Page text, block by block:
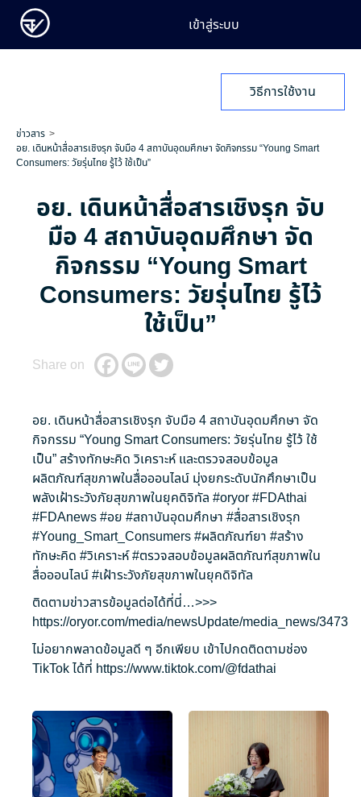
เข้าสู่ระบบ
วิธีการใช้งาน
ข่าวสาร
อย. เดินหน้าสื่อสารเชิงรุก จับมือ 4 สถาบันอุดมศึกษา จัดกิจกรรม “Young Smart
Consumers: วัยรุ่นไทย รู้ไว้ ใช้เป็น”
อย. เดินหน้าสื่อสารเชิงรุก จับ
มือ 4 สถาบันอุดมศึกษา จัด
กิจกรรม “Young Smart
Consumers: วัยรุ่นไทย รู้ไว้
ใช้เป็น”
Share on
อย. เดินหน้าสื่อสารเชิงรุก จับมือ 4 สถาบันอุดมศึกษา จัด
กิจกรรม “Young Smart Consumers: วัยรุ่นไทย รู้ไว้ ใช้
เป็น” สร้างทักษะคิด วิเคราะห์ และตรวจสอบข้อมูล
ผลิตภัณฑ์สุขภาพในสื่อออนไลน์ มุ่งยกระดับนักศึกษาเป็น
พลังเฝ้าระวังภัยสุขภาพในยุคดิจิทัล #oryor#FDAthai
#FDAnews#อย #สถาบันอุดมศึกษา #สื่อสารเชิงรุก
#Young_Smart_Consumers#ผลิตภัณฑ์ยา #สร้าง
ทักษะคิด #วิเคราะห์#ตรวจสอบข้อมูลผลิตภัณฑ์สุขภาพใน
สื่อออนไลน์#เฝ้าระวังภัยสุขภาพในยุคดิจิทัล
ติดตามข่าวสารข้อมูลต่อได้ที่นี่…>>>
https://oryor.com/media/newsUpdate/media_news/3473
ไม่อยากพลาดข้อมูลดี ๆ อีกเพียบ เข้าไปกดติดตามช่อง
TikTok ได้ที่ https://www.tiktok.com/@fdathai